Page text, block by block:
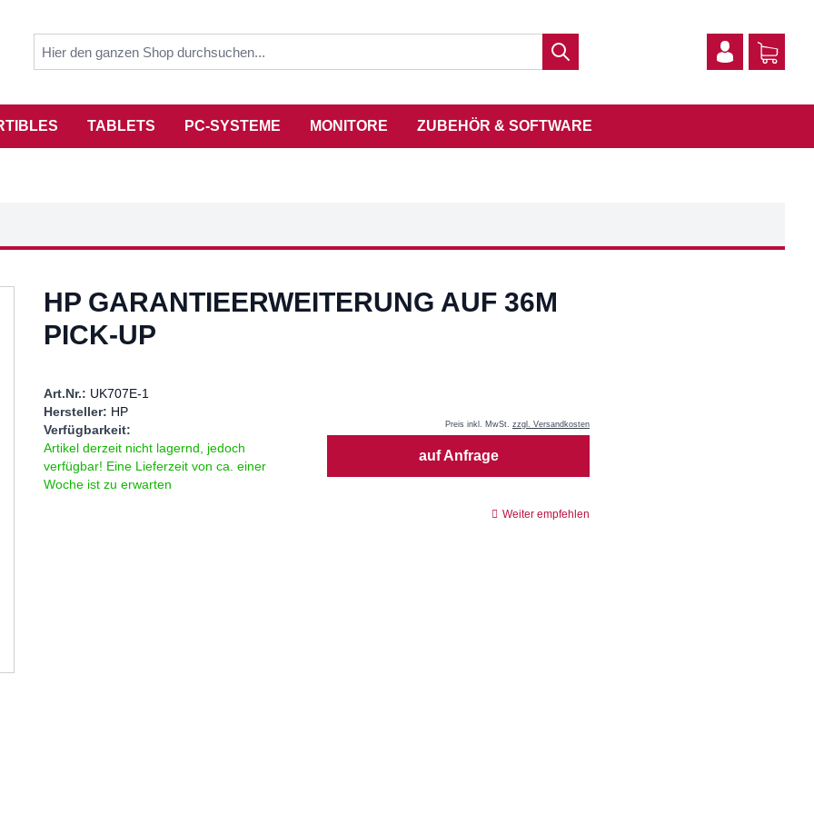
TABLETS PC-SYSTEME MONITORE ZUBEHÖR & SOFTWARE
HP GARANTIEERWEITERUNG AUF 36M
PICK-UP
Art.Nr.: UK707E-1
Hersteller: HP
Verfügbarkeit:
Artikel derzeit nicht lagernd, jedoch
verfügbar! Eine Lieferzeit von ca. einer
Woche ist zu erwarten
Preis inkl. MwSt. zzgl. Versandkosten
auf Anfrage
Weiter empfehlen